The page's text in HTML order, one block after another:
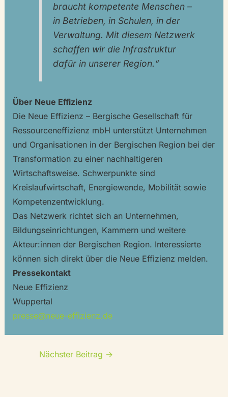
braucht kompetente Menschen –
in Betrieben, in Schulen, in der
Verwaltung. Mit diesem Netzwerk
schaffen wir die Infrastruktur
dafür in unserer Region.“
Über Neue Effizienz
Die Neue Effizienz – Bergische Gesellschaft für
Ressourceneffizienz mbH unterstützt Unternehmen
und Organisationen in der Bergischen Region bei der
Transformation zu einer nachhaltigeren
Wirtschaftsweise. Schwerpunkte sind
Kreislaufwirtschaft, Energiewende, Mobilität sowie
Kompetenzentwicklung.
Das Netzwerk richtet sich an Unternehmen,
Bildungseinrichtungen, Kammern und weitere
Akteur:innen der Bergischen Region. Interessierte
können sich direkt über die Neue Effizienz melden.
Pressekontakt
Neue Effizienz
Wuppertal
presse@neue-effizienz.de
Nächster Beitrag →